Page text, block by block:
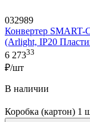
032989
Конвертер SMART-
(Arlight, IP20
6 27333
₽/шт
В наличии
Коробка (картон) 1